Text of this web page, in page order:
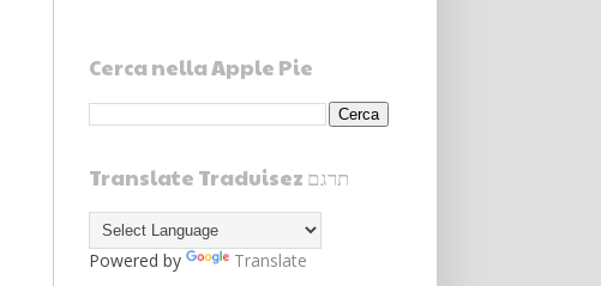
Cerca nella Apple Pie
Translate Traduisez תרגם
Powered by Translate